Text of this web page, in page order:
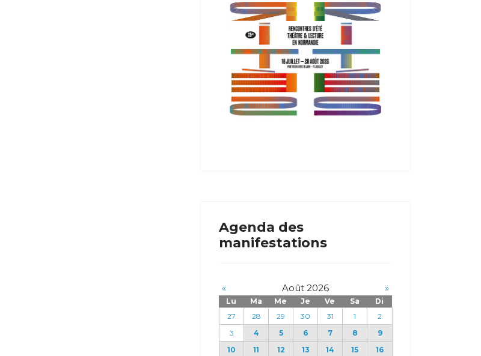
Agenda des
manifestations
« Août 2026 »
Lu Ma Me Je Ve Sa
Di
27
28 29 30 31 1
2
3
4 5 6 7 8
9
10
11 12 13 14 15
16